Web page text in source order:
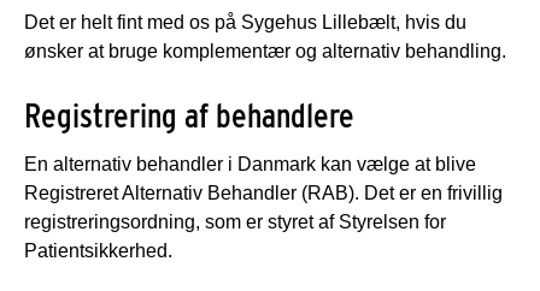
Det er helt fint med os på Sygehus Lillebælt, hvis du
ønsker at bruge komplementær og alternativ behandling.
Registrering af behandlere
En alternativ behandler i Danmark kan vælge at blive
Registreret Alternativ Behandler (RAB). Det er en frivillig
registreringsordning, som er styret af Styrelsen for
Patientsikkerhed.